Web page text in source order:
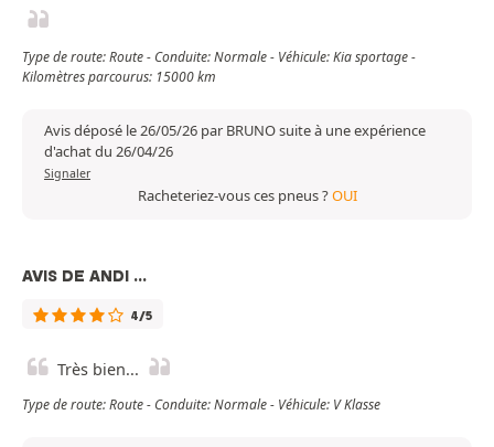
Type de route: Route - Conduite: Normale - Véhicule: Kia sportage -
Kilomètres parcourus: 15000 km
Avis déposé le 26/05/26 par BRUNO suite à une expérience
d'achat du 26/04/26
Signaler
Racheteriez-vous ces pneus ?OUI
AVIS DE ANDI ...
4/5
Très bien...
Type de route: Route - Conduite: Normale - Véhicule: V Klasse